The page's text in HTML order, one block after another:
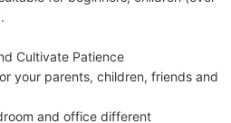
Cultivate Patience
your parents, children, friends and
and office different